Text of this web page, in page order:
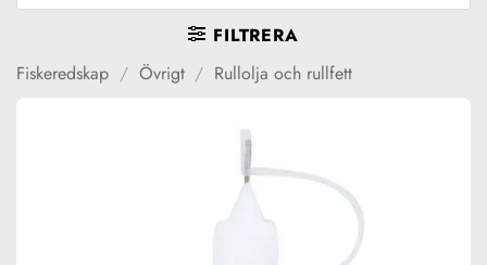
FILTRERA
Fiskeredskap / Övrigt / Rullolja och rullfett